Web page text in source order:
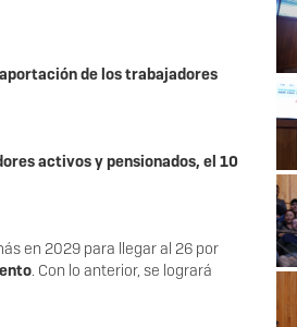
de los trabajadores
activos y pensionados, el 10
en 2029 para llegar al 26 por
. Con lo anterior, se logrará